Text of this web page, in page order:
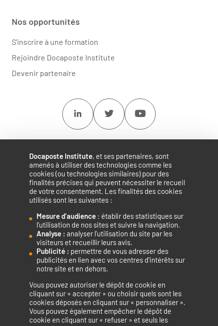
Docaposte Institute, et ses partenaires, sont
amenés à utiliser des technologies comme les
cookies (ou technologies similaires) pour des
finalités précises qui peuvent nécessiter le recueil
de votre consentement. Les finalités des cookies
utilisés sont les suivantes :
Mesure d’audience : établir des statistiques sur
l’utilisation de nos sites et suivre la navigation.
Analyse : analyser l’utilisation du site par les
visiteurs et recueillir leurs avis.
Publicité : permettre de vous adresser des
publicités en lien avec vos centres d’intérêts sur
notre site et en dehors.
Vous pouvez autoriser le dépôt de cookie en
cliquant sur « accepter » ou choisir quels sont les
cookies déposés en cliquant sur « personnaliser ».
Vous pouvez également empêcher le dépôt de
cookie en cliquant sur « refuser » et seuls les
Accélérateur de compétences numériques.
La certification qualité a été délivrée au titre de la catégorie
d’action suivante : ACTIONS DE FORMATION
Nos opportunités
S'inscrire à une formation
Rejoindre Docaposte Institute
Devenir partenaire
Linkedin Twitter Youtube